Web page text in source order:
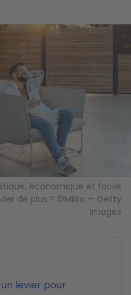
économique et facile
de plus ? ©Milko — Getty
Images
levier pour